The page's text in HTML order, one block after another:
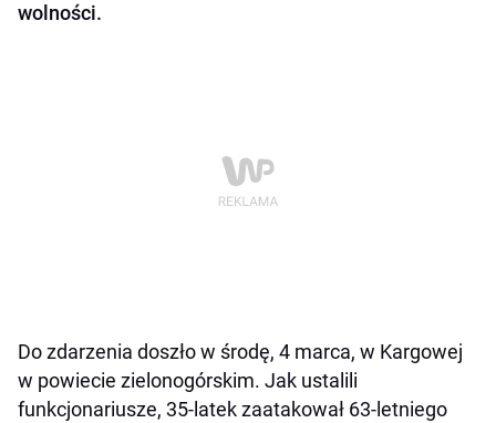
wolności.
Do zdarzenia doszło w środę, 4 marca, w Kargowej
w powiecie zielonogórskim. Jak ustalili
funkcjonariusze, 35-latek zaatakował 63-letniego